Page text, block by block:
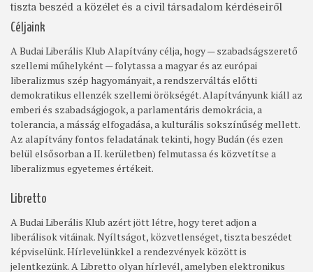
tiszta beszéd a közélet és a civil társadalom kérdéseiről
Céljaink
A Budai Liberális Klub Alapítvány célja, hogy — szabadságszerető
szellemi műhelyként — folytassa a magyar és az európai
liberalizmus szép hagyományait, a rendszerváltás előtti
demokratikus ellenzék szellemi örökségét. Alapítványunk kiáll az
emberi és szabadságjogok, a parlamentáris demokrácia, a
tolerancia, a másság elfogadása, a kulturális sokszínűség mellett.
Az alapítvány fontos feladatának tekinti, hogy Budán (és ezen
belül elsősorban a II. kerületben) felmutassa és közvetítse a
liberalizmus egyetemes értékeit.
Libretto
A Budai Liberális Klub azért jött létre, hogy teret adjon a
liberálisok vitáinak. Nyíltságot, közvetlenséget, tiszta beszédet
képviselünk. Hírlevelünkkel a rendezvények között is
jelentkezünk. A Libretto olyan hírlevél, amelyben elektronikus